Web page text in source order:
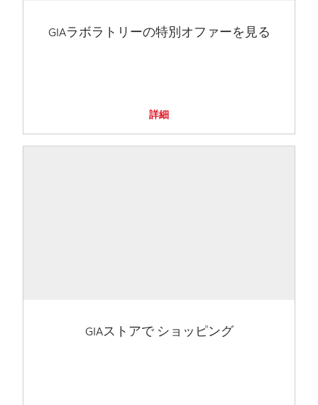
GIAラボラトリーの特別オファーを見る
詳細
GIAストアで ショッピング